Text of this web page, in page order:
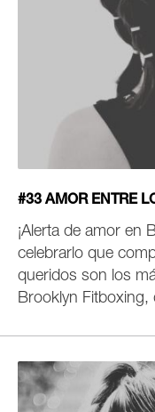
#33 AMOR ENTRE
¡Alerta de amor en
celebrarlo que
queridos son los
Brooklyn Fitboxing,